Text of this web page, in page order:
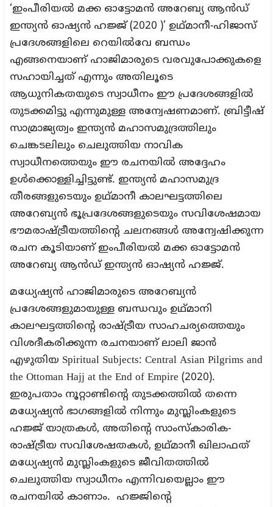
‘ഇംപീരിയൽ മക്ക ഓട്ടോമൻ അറേബ്യ ആൻഡ്
ഇന്ത്യൻ ഓഷ്യൻ ഹജ്ജ് (2020 )’ ഉഥ്മാനീ-ഹിജാസ്
പ്രദേശങ്ങളിലെ റെയിൽവേ ബന്ധം
എങ്ങനെയാണ് ഹാജിമാരുടെ വരവുപോക്കുകളെ
സഹായിച്ചത് എന്നും അതിലൂടെ
ആധുനികതയുടെ സ്വാധീനം ഈ പ്രദേശങ്ങളിൽ
തുടക്കമിട്ടു എന്നുമുള്ള അന്വേഷണമാണ്. ബ്രിട്ടീഷ്
സാമ്രാജ്യത്വം ഇന്ത്യൻ മഹാസമുദ്രത്തിലും
ചെങ്കടലിലും ചെലുത്തിയ നാവിക
സ്വാധീനത്തെയും ഈ രചനയിൽ അദ്ദേഹം
ഉൾക്കൊള്ളിച്ചിട്ടുണ്ട്. ഇന്ത്യൻ മഹാസമുദ്ര
തീരങ്ങളുടെയും ഉഥ്മാനീ കാലഘട്ടത്തിലെ
അറേബ്യൻ ഭൂപ്രദേശങ്ങളുടെയും സവിശേഷമായ
ഭൗമരാഷ്ട്രീയത്തിന്റെ ചലനങ്ങൾ അന്വേഷിക്കുന്ന
രചന കൂടിയാണ് ഇംപീരിയൽ മക്ക ഓട്ടോമൻ
അറേബ്യ ആൻഡ് ഇന്ത്യൻ ഓഷ്യൻ ഹജ്ജ്.
മധ്യേഷ്യൻ ഹാജിമാരുടെ അറേബ്യൻ
പ്രദേശങ്ങളുമായുള്ള ബന്ധവും ഉഥ്മാനി
കാലഘട്ടത്തിന്റെ രാഷ്ട്രീയ സാഹചര്യത്തെയും
വിശദീകരിക്കുന്ന രചനയാണ്‌ ലാലി ജാൻ
എഴുതിയ Spiritual Subjects: Central Asian Pilgrims and
the Ottoman Hajj at the End of Empire (2020).
ഇരുപതാം നൂറ്റാണ്ടിന്റെ തുടക്കത്തിൽ തന്നെ
മധ്യേഷ്യൻ ഭാഗങ്ങളിൽ നിന്നും മുസ്ലിംകളുടെ
ഹജ്ജ് യാത്രകൾ, അതിൻ്റെ സാംസ്‌കാരിക-
രാഷ്ട്രീയ സവിശേഷതകൾ, ഉഥ്മാനീ ഖിലാഫത്
മധ്യേഷ്യൻ മുസ്ലിംകളുടെ ജീവിതത്തിൽ
ചെലുത്തിയ സ്വാധീനം എന്നിവയെല്ലാം ഈ
രചനയിൽ കാണാം. ഹജ്ജിൻ്റെ